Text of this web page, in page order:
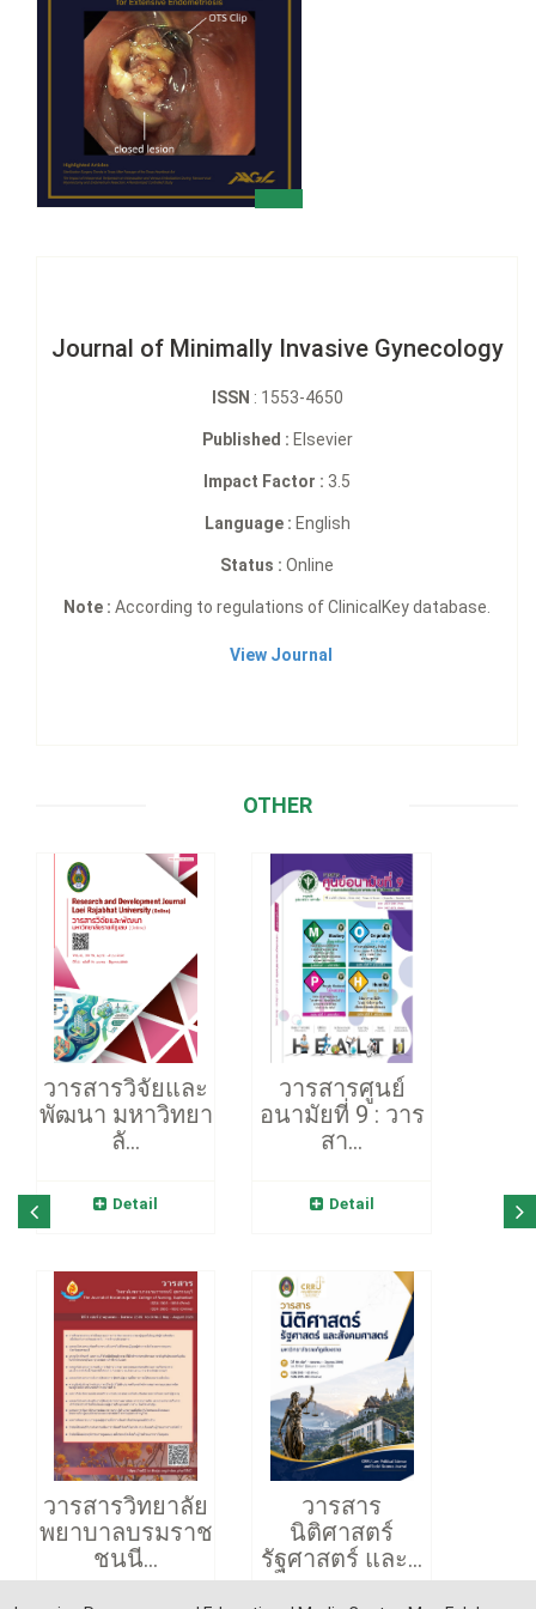
Journal of Minimally Invasive Gynecology
ISSN : 1553-4650
Published : Elsevier
Impact Factor : 3.5
Language : English
Status : Online
Note : According to regulations of ClinicalKey database.
View Journal
OTHER
วารสารวิจัยและ
พัฒนา มหาวิทยา
ลั...
Detail
วารสารศูนย์
อนามัยที่ 9 : วาร
สา...
Detail
วารสารวิทยาลัย
พยาบาลบรมราช
ชนนี...
วารสาร
นิติศาสตร์
รัฐศาสตร์ และ...